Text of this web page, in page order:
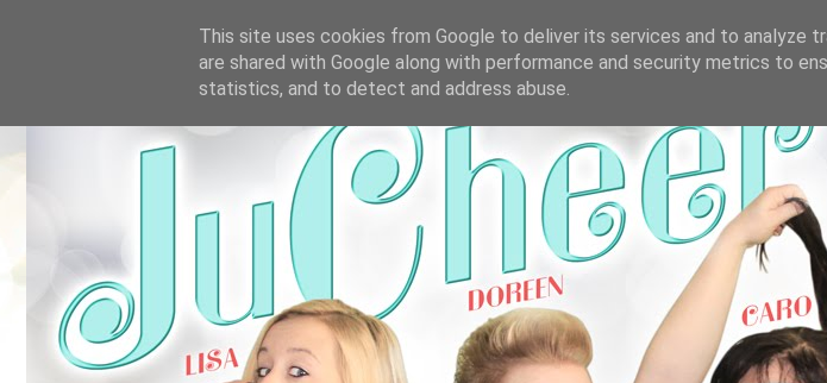
This site uses cookies from Google to deliver its services and to analyze
are shared with Google along with performance and security metrics to
statistics, and to detect and address abuse.